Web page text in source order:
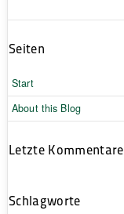
Seiten
Start
About this Blog
Letzte Kommentare
Schlagworte